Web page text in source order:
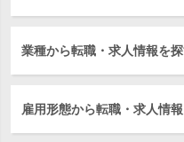
業種から転職・求人情報を
雇用形態から転職・求人情